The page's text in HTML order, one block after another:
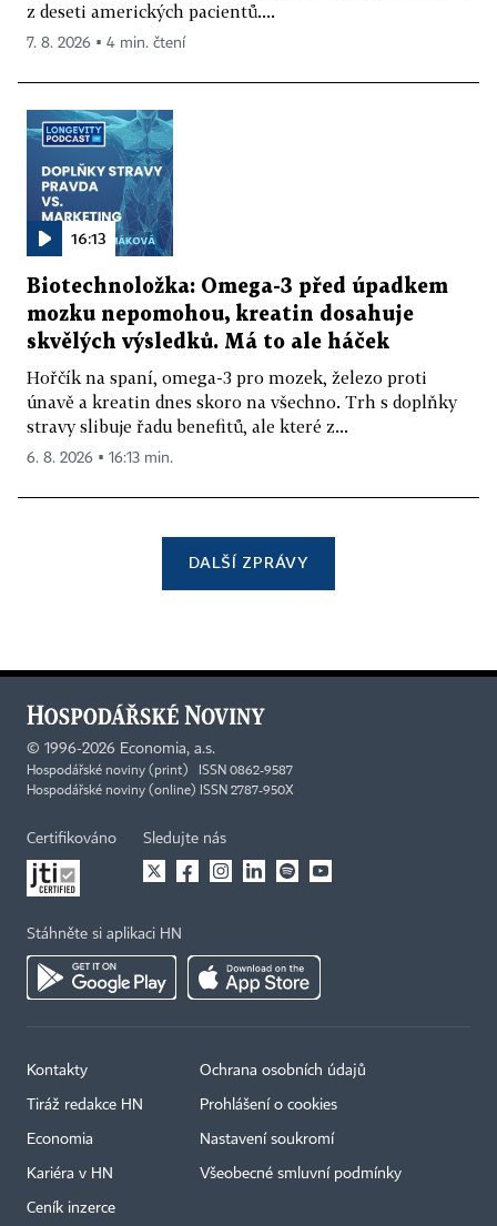
z deseti amerických pacientů....
7. 8. 2026 ▪ 4 min. čtení
16:13
Biotechnoložka: Omega-3 před úpadkem
mozku nepomohou, kreatin dosahuje
skvělých výsledků. Má to ale háček
Hořčík na spaní, omega-3 pro mozek, železo proti
únavě a kreatin dnes skoro na všechno. Trh s doplňky
stravy slibuje řadu benefitů, ale které z...
6. 8. 2026 ▪ 16:13 min.
DALŠÍ ZPRÁVY
© 1996-2026 Economia, a.s.
Hospodářské noviny (print) ISSN 0862-9587
Hospodářské noviny (online) ISSN 2787-950X
Certifikováno Sledujte nás
Stáhněte si aplikaci HN
Kontakty
Tiráž redakce HN
Economia
Kariéra v HN
Ceník inzerce
Ochrana osobních údajů
Prohlášení o cookies
Nastavení soukromí
Všeobecné smluvní podmínky